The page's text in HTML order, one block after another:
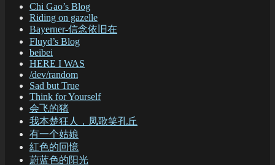
Chi Gao’s Blog
Riding on gazelle
Bayerner-信念依旧在
Fluyd’s Blog
beibei
HERE I WAS
/dev/random
Sad but True
Think for Yourself
会飞的猪
我本楚狂人，凤歌笑孔丘
有一个姑娘
紅色的回憶
蔚蓝色的阳光